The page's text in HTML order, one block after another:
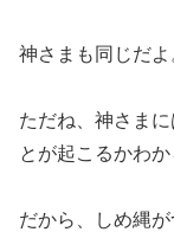
神さまも同じだよ
ただね、神さま
とが起こるかわか
だから、しめ縄